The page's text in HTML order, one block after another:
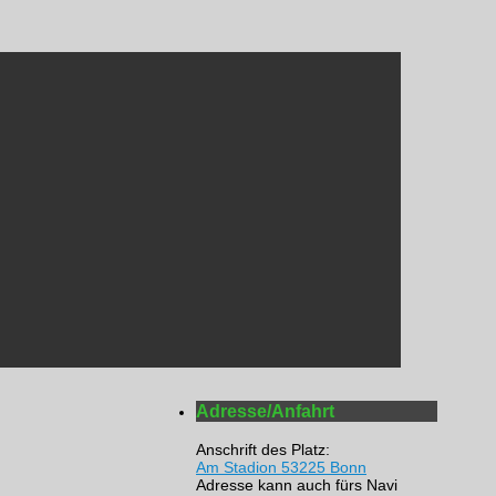
Adresse/Anfahrt
Anschrift des Platz:
Am Stadion 53225 Bonn
Adresse kann auch fürs Navi